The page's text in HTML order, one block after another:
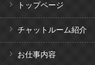
トップページ
チャットルーム紹介
お仕事内容